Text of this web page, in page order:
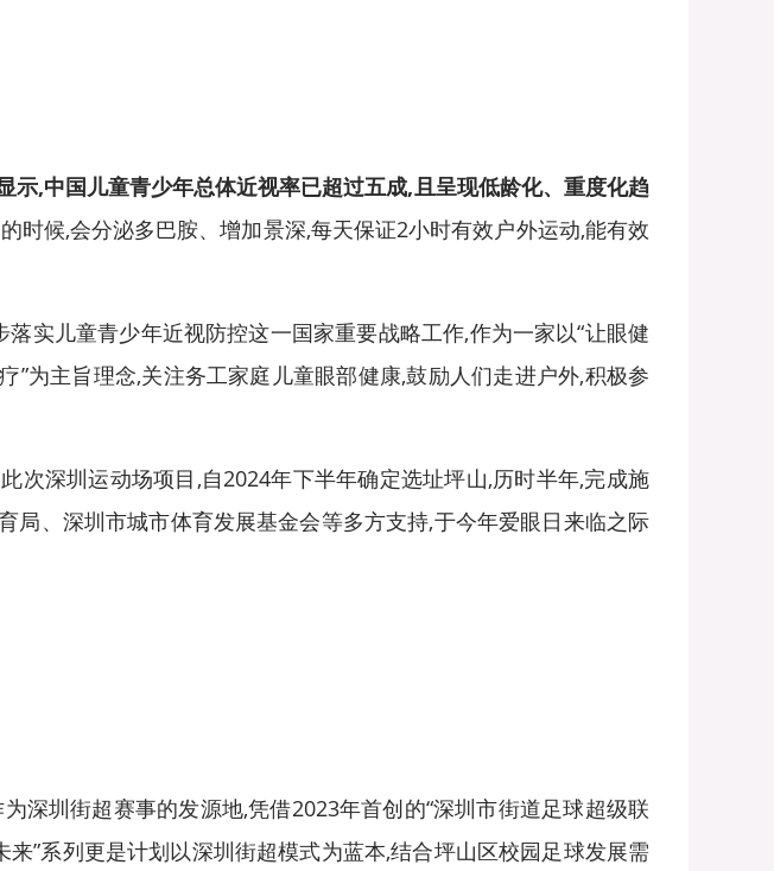
示,中国儿童青少年总体近视率已超过五成,且呈现低龄化、重度化趋
时候,会分泌多巴胺、增加景深,每天保证2小时有效户外运动,能有效
实儿童青少年近视防控这一国家重要战略工作,作为一家以“让眼健
”为主旨理念,关注务工家庭儿童眼部健康,鼓励人们走进户外,积极参
次深圳运动场项目,自2024年下半年确定选址坪山,历时半年,完成施
、深圳市城市体育发展基金会等多方支持,于今年爱眼日来临之际
深圳街超赛事的发源地,凭借2023年首创的“深圳市街道足球超级联
”系列更是计划以深圳街超模式为蓝本,结合坪山区校园足球发展需